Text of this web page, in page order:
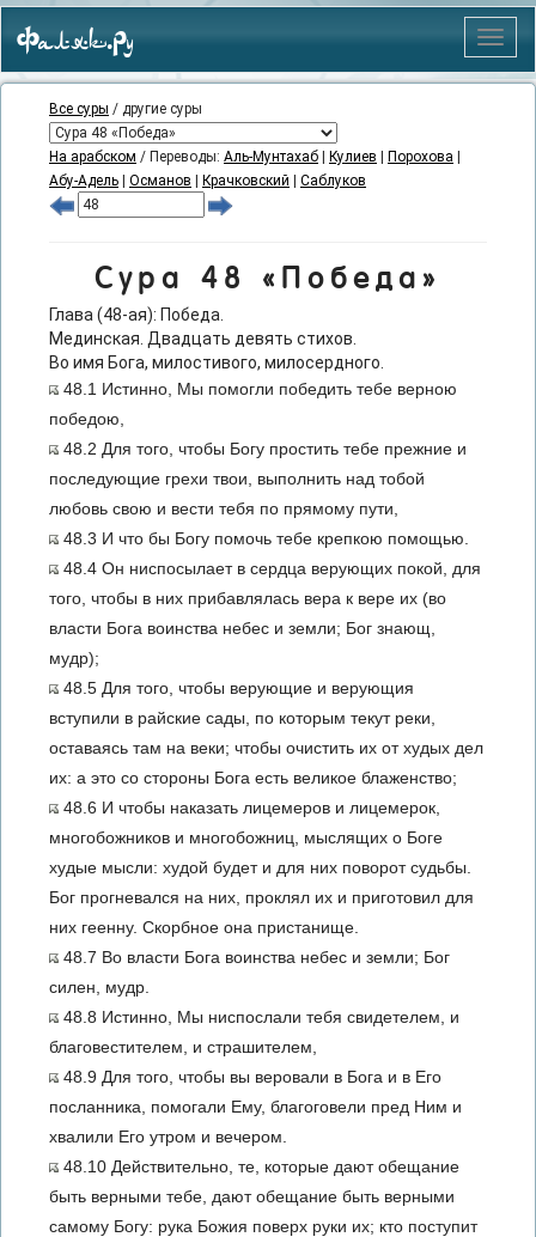
Меню
Фаляк.Ру
Все суры / другие суры
На арабском / Переводы: Аль-Мунтахаб Кулиев Порохова
Абу-Адель
Османов Крачковский Саблуков
Сура 48 «Победа»
Глава (48-ая): Победа.
Мединская. Двадцать девять стихов.
Во имя Бога, милостивого, милосердного.
48.1 Истинно, Мы помогли победить тебе верною
победою,
48.2 Для того, чтобы Богу простить тебе прежние и
последующие грехи твои, выполнить над тобой
любовь свою и вести тебя по прямому пути,
48.3 И что бы Богу помочь тебе крепкою помощью.
48.4 Он ниспосылает в сердца верующих покой, для
того, чтобы в них прибавлялась вера к вере их (во
власти Бога воинства небес и земли; Бог знающ,
мудр);
48.5 Для того, чтобы верующие и верующия
вступили в райские сады, по которым текут реки,
оставаясь там на веки; чтобы очистить их от худых дел
их: а это со стороны Бога есть великое блаженство;
48.6 И чтобы наказать лицемеров и лицемерок,
многобожников и многобожниц, мыслящих о Боге
худые мысли: худой будет и для них поворот судьбы.
Бог прогневался на них, проклял их и приготовил для
них геенну. Скорбное она пристанище.
48.7 Во власти Бога воинства небес и земли; Бог
силен, мудр.
48.8 Истинно, Мы ниспослали тебя свидетелем, и
благовестителем, и страшителем,
48.9 Для того, чтобы вы веровали в Бога и в Его
посланника, помогали Ему, благоговели пред Ним и
хвалили Его утром и вечером.
48.10 Действительно, те, которые дают обещание
быть верными тебе, дают обещание быть верными
самому Богу: рука Божия поверх руки их; кто поступит